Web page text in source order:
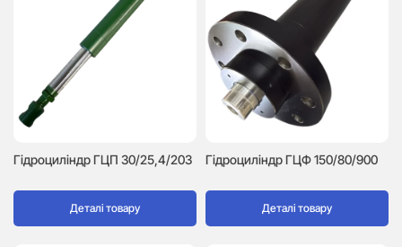
Гідроциліндр ГЦП 30/25,4/203
Деталі товару
Гідроциліндр ГЦФ 150/80/900
Деталі товару